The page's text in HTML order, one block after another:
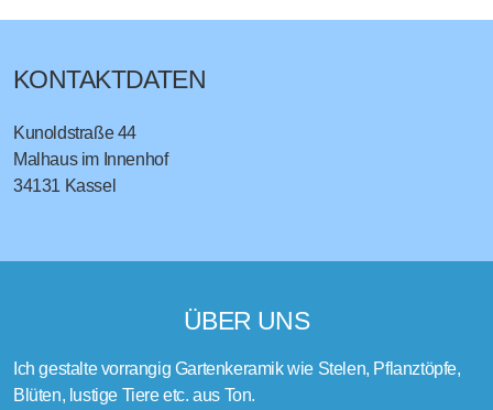
KONTAKTDATEN
Kunoldstraße 44
Malhaus im Innenhof
34131 Kassel
ÜBER UNS
Ich gestalte vorrangig Gartenkeramik wie Stelen, Pflanztöpfe,
Blüten, lustige Tiere etc. aus Ton.